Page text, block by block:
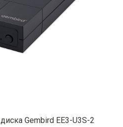
Gembird EE3-U3S-2